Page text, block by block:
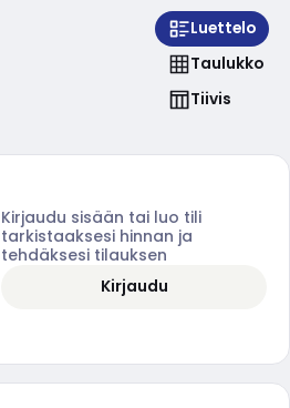
Luettelo
Taulukko
Tiivis
Kirjaudu sisään tai luo tili
tarkistaaksesi hinnan ja
tehdäksesi tilauksen
Kirjaudu